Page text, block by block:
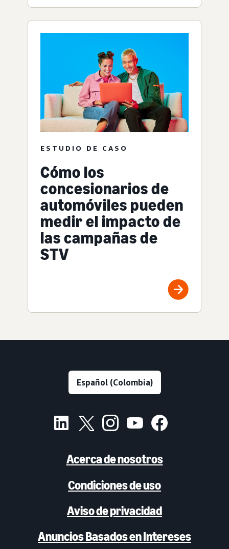
ESTUDIO DE CASO
Cómo los
concesionarios de
automóviles pueden
medir el impacto de
las campañas de
STV
Acerca de nosotros
Condiciones de uso
Aviso de privacidad
Anuncios Basados en Intereses